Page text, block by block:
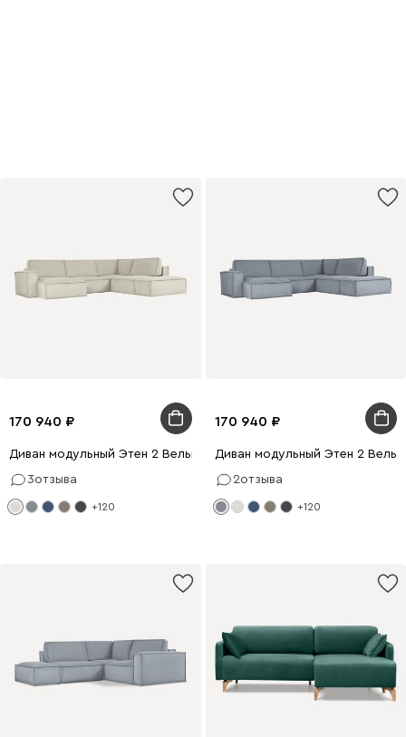
170 940
Диван модульный Этен 2 Вельвет Молочный
3отзыва
+120
170 940
Диван модульный Этен 2
2отзыва
+120